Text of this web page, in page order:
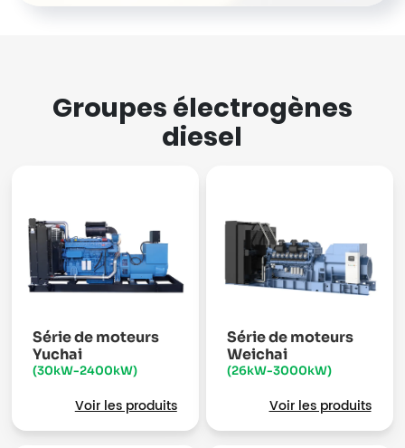
Groupes électrogènes
diesel
Série de moteurs
Yuchai
(30kW-2400kW)
Voir les produits
Série de moteurs
Weichai
(26kW-3000kW)
Voir les produits